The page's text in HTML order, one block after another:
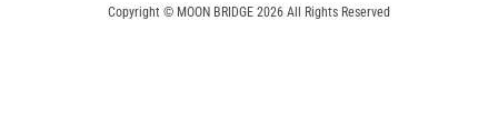
Copyright © MOON BRIDGE 2026 All Rights Reserved